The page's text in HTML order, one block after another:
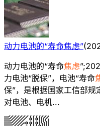
动力电池的“寿命焦虑”(
动力电池的“寿命焦虑
力电池“脱保”，电池“寿命
保”，是根据国家工信部
对电池、电机...